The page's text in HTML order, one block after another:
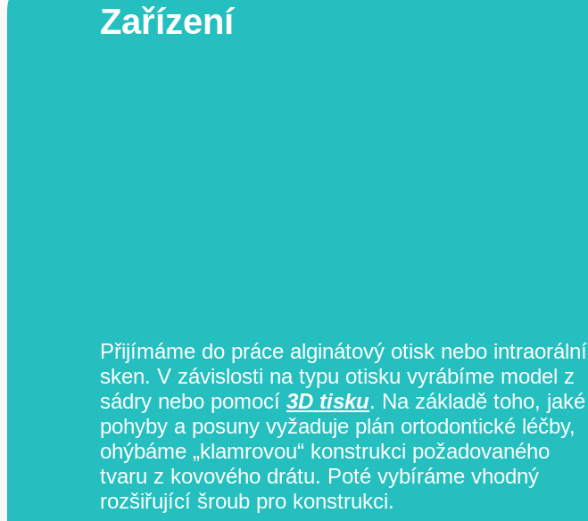
Zařízení
Přijímáme do práce alginátový otisk nebo intraorální
sken. V závislosti na typu otisku vyrábíme model z
sádry nebo pomocí 3D tisku. Na základě toho, jaké
pohyby a posuny vyžaduje plán ortodontické léčby,
ohýbáme „klamrovou“ konstrukci požadovaného
tvaru z kovového drátu. Poté vybíráme vhodný
rozšiřující šroub pro konstrukci.